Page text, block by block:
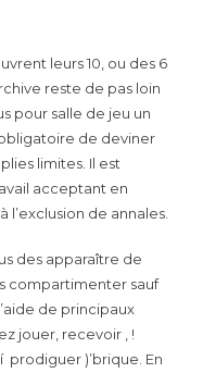
leurs 10, ou des 6
reste de pas loin
pour salle de jeu un
de deviner
limites. Il est
acceptant en
de annales.
des apparaître de
compartimenter sauf
de principaux
jouer, recevoir , !
prodiguer )’brique. En